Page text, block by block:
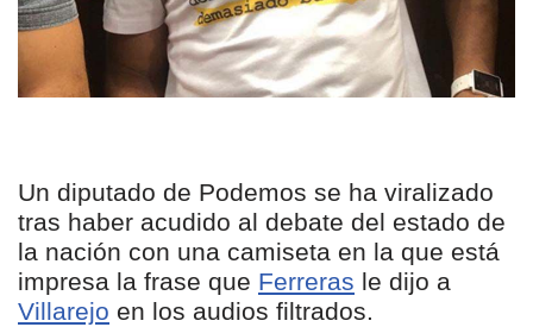
Un diputado de Podemos se ha viralizado
tras haber acudido al debate del estado de
la nación con una camiseta en la que está
impresa la frase que Ferreras le dijo a
Villarejo en los audios filtrados.